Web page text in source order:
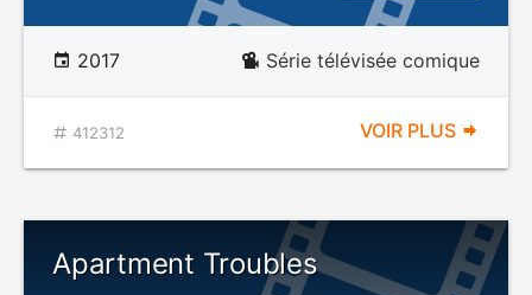
2017 Série télévisée comique
412312 VOIR PLUS
Apartment Troubles